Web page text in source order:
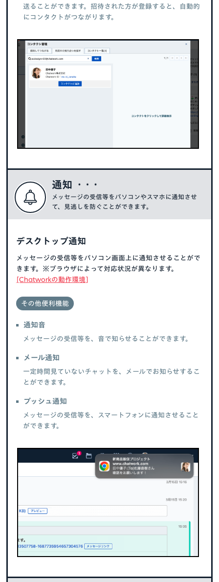
送ることができます。招待された方が登録すると、自動的
にコンタクトがつながります。
通知
メッセージの受信等をパソコンやスマホに通知させ
て、見逃しを防ぐことができます。
デスクトップ通知
メッセージの受信等をパソコン画面上に通知させることがで
きます。※ブラウザによって対応状況が異なります。
[Chatworkの動作環境]
その他便利機能
通知音
メッセージの受信等を、音で知らせることができます。
メール通知
一定時間見ていないチャットを、メールでお知らせするこ
とができます。
プッシュ通知
メッセージの受信等を、スマートフォンに通知させること
ができます。